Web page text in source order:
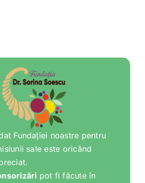
Fundației noastre pentru
sale este oricând
pot fi făcute în